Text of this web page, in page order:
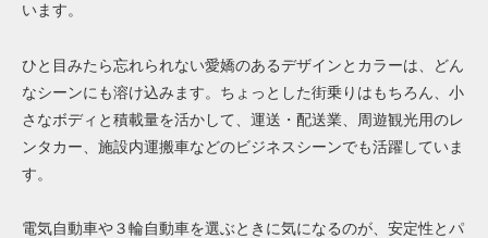
います。
ひと目みたら忘れられない愛嬌のあるデザインとカラーは、どん
なシーンにも溶け込みます。ちょっとした街乗りはもちろん、小
さなボディと積載量を活かして、運送・配送業、周遊観光用のレ
ンタカー、施設内運搬車などのビジネスシーンでも活躍していま
す。
電気自動車や３輪自動車を選ぶときに気になるのが、安定性とパ